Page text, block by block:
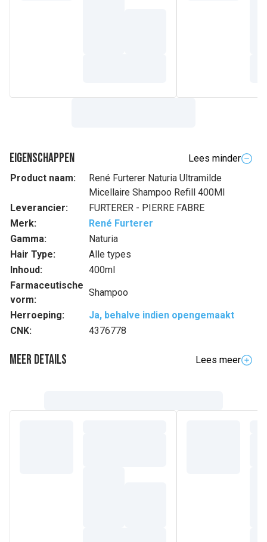
Eigenschappen
Lees minder
Product naam:
René Furterer Naturia Ultramilde
Micellaire Shampoo Refill 400Ml
Leverancier:
FURTERER - PIERRE FABRE
Merk:
René Furterer
Gamma:
Naturia
Hair Type:
Alle types
Inhoud:
400ml
Farmaceutische
vorm:
Shampoo
Herroeping:
Ja, behalve indien opengemaakt
CNK:
4376778
Meer details
Lees meer
micellaire technologie, verwijdert de shampoo perfect